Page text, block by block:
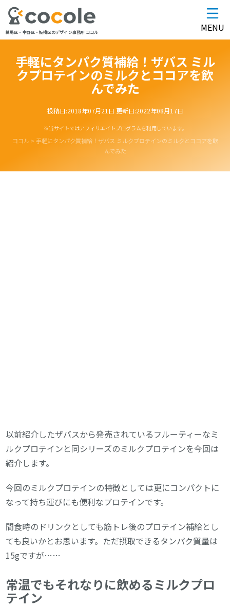
練馬区・中野区・板橋区のデザイン事務所 ココル MENU
手軽にタンパク質補給！ザバス ミル
クプロテインのミルクとココアを飲
んでみた
投稿日:2018年07月21日 更新日:2022年08月17日
※当サイトではアフィリエイトプログラムを利用しています。
ココル>手軽にタンパク質補給！ザバス ミルクプロテインのミルクとココアを飲
んでみた
以前紹介したザバスから発売されているフルーティーなミ
ルクプロテインと同シリーズのミルクプロテインを今回は
紹介します。
今回のミルクプロテインの特徴としては更にコンパクトに
なって持ち運びにも便利なプロテインです。
間食時のドリンクとしても筋トレ後のプロテイン補給とし
ても良いかとお思います。ただ摂取できるタンパク質量は
15gですが……
常温でもそれなりに飲めるミルクプロ
テイン